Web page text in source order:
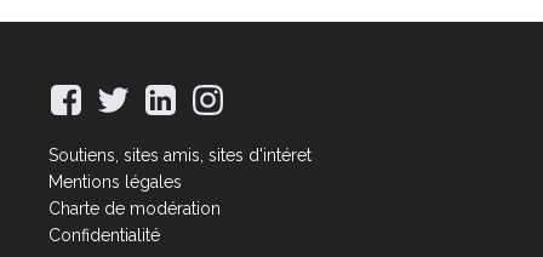
Soutiens, sites amis, sites d'intéret
Mentions légales
Charte de modération
Confidentialité